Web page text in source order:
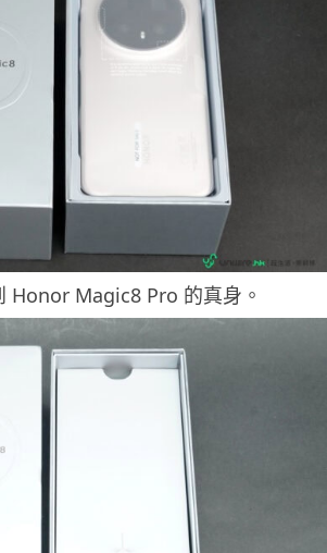
Magic8 Pro 的真身。